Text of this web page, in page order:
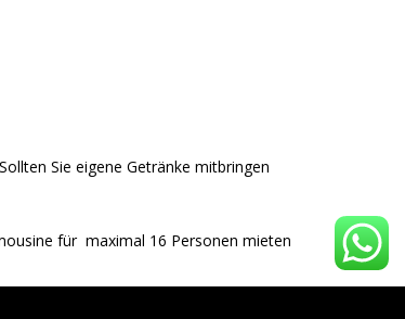
Sie eigene Getränke mitbringen
für maximal 16 Personen mieten